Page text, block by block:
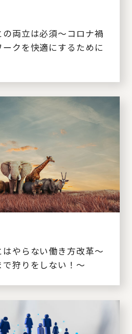
両立は必須～コロナ禍
クを快適にするために
やらない働き方改革～
狩りをしない！～